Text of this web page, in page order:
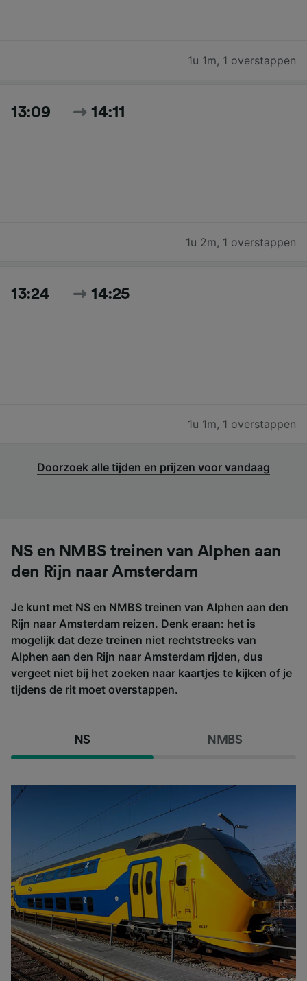
1u 1m, 1 overstappen
13:09 14:11
1u 2m, 1 overstappen
13:24 14:25
1u 1m, 1 overstappen
Doorzoek alle tijden en prijzen voor vandaag
NS en NMBS treinen van Alphen aan
den Rijn naar Amsterdam
Je kunt met NS en NMBS treinen van Alphen aan den
Rijn naar Amsterdam reizen. Denk eraan: het is
mogelijk dat deze treinen niet rechtstreeks van
Alphen aan den Rijn naar Amsterdam rijden, dus
vergeet niet bij het zoeken naar kaartjes te kijken of je
tijdens de rit moet overstappen.
NS NMBS